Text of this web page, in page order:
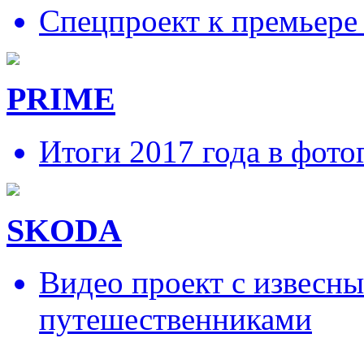
Спецпроект к
PRIME
Итоги 2017 года в
SKODA
Видео проект с
путешественниками